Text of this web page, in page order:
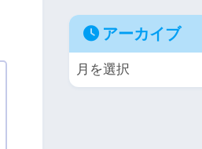
アーカイブ